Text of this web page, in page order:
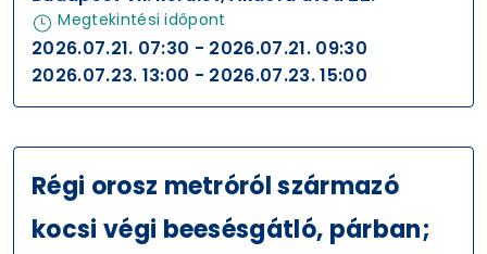
Megtekintési időpont
2026.07.21. 07:30 - 2026.07.21. 09:30
2026.07.23. 13:00 - 2026.07.23. 15:00
Régi orosz metróról származó
kocsi végi beesésgátló, párban;